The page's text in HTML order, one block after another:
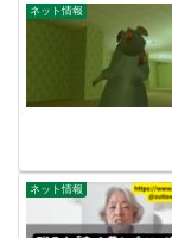
ネット情報
ネット情報